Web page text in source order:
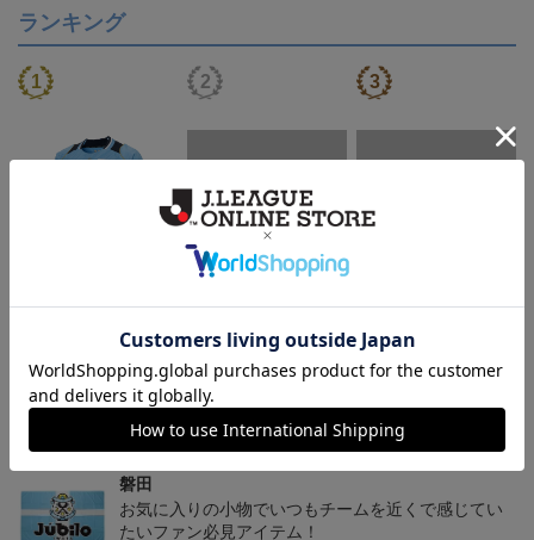
ランキング
【S～4XL】2026/27ユニ
21,450円～25,950円
ジュビロ磐田 チルタリ
2,500円
ジュビロ磐田 ピカチュ
2,500円
磐田
お気に入りの小物でいつもチームを近くで感じてい
たいファン必見アイテム！